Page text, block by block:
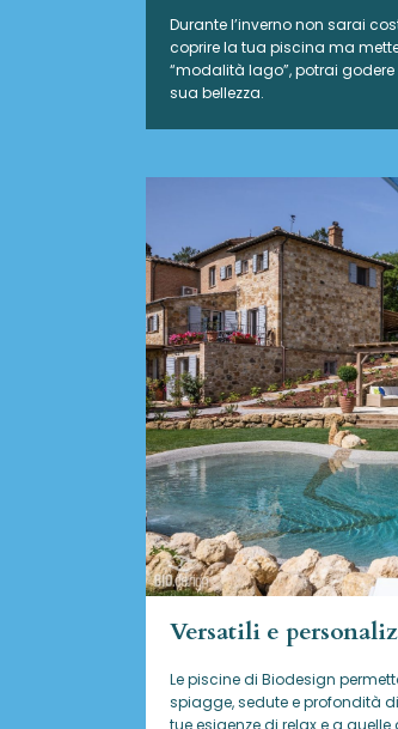
Durante l’inverno non sarai
coprire la tua piscina ma
“modalità lago”, potrai
sua bellezza.
Versatili e
Le piscine di Biodesign
spiagge, sedute e profondità
tue esigenze di relax e a